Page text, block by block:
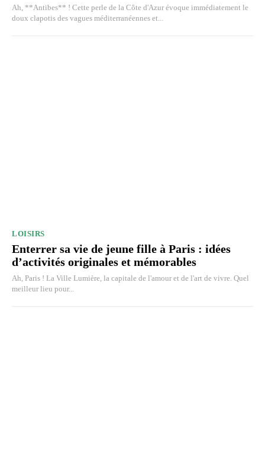
Ah, **Antibes** ! Cette perle de la Côte d'Azur évoque immédiatement le
doux clapotis des vagues méditerranéennes et...
LOISIRS
Enterrer sa vie de jeune fille à Paris : idées
d’activités originales et mémorables
Ah, Paris ! La Ville Lumière, la capitale de l'amour et de l'art de vivre. Quel
meilleur lieu pour...